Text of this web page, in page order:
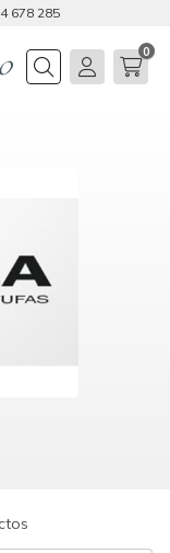
678 285
Buscar
0